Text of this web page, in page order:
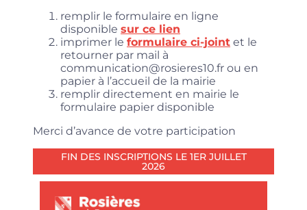
remplir le formulaire en ligne
disponible sur ce lien
imprimer le formulaire ci-joint et le
retourner par mail à
communication@rosieres10.fr ou en
papier à l’accueil de la mairie
remplir directement en mairie le
formulaire papier disponible
Merci d’avance de votre participation
FIN DES INSCRIPTIONS LE 1ER JUILLET
2026